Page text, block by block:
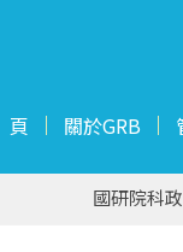
關於GRB
國研院科